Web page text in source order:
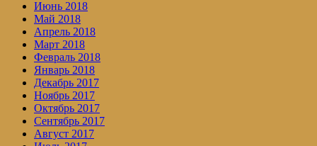
Июнь 2018
Май 2018
Апрель 2018
Март 2018
Февраль 2018
Январь 2018
Декабрь 2017
Ноябрь 2017
Октябрь 2017
Сентябрь 2017
Август 2017